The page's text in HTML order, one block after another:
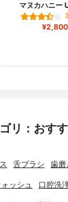
マヌカハニー
¥2,800
リ：おす
舌ブラシ 歯磨
ッシュ 口腔洗